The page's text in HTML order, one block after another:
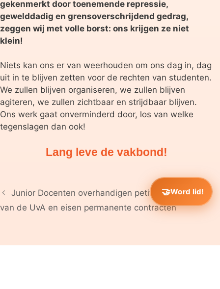
gekenmerkt door toenemende repressie,
gewelddadig en grensoverschrijdend gedrag,
zeggen wij met volle borst: ons krijgen ze niet
klein!
Niets kan ons er van weerhouden om ons dag in, dag
uit in te blijven zetten voor de rechten van studenten.
We zullen blijven organiseren, we zullen blijven
agiteren, we zullen zichtbaar en strijdbaar blijven.
Ons werk gaat onverminderd door, los van welke
tegenslagen dan ook!
Lang leve de vakbond!
Junior Docenten overhandigen petitie aan het CvB
van de UvA en eisen permanente contracten
Word lid!